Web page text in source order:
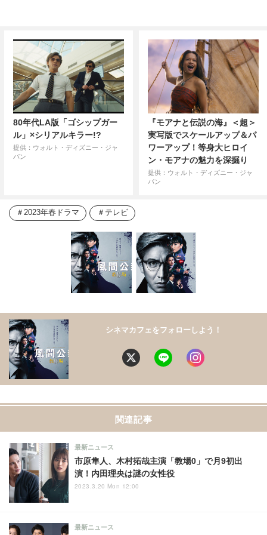
80年代LA版「ゴシップガー
ル」×シリアルキラー!?
提供：ウォルト・ディズニー・ジャ
パン
『モアナと伝説の海』＜超＞
実写版でスケールアップ＆パ
ワーアップ！等身大ヒロイ
ン・モアナの魅力を深掘り
提供：ウォルト・ディズニー・ジャ
パン
2023年春ドラマ テレビ
シネマカフェをフォローしよう！
関連記事
市原隼人、木村拓哉主演「教場0」で月9初出
演！内田理央は謎の女性役
最新ニュース
2023.3.20 Mon 12:00
最新ニュース